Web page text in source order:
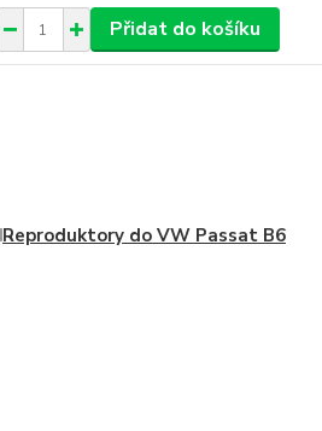
Přidat do košíku
Reproduktory do VW Passat B6